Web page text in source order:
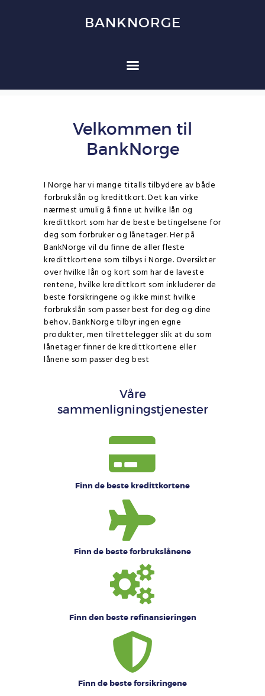
BANKNORGE
FORBRUKSLÅN
REFINANSIERING
FORSIKRING
KONTAKT OSS
Velkommen til
BankNorge
I Norge har vi mange titalls tilbydere av både
forbrukslån og kredittkort. Det kan virke
nærmest umulig å finne ut hvilke lån og
kredittkort som har de beste betingelsene for
deg som forbruker og lånetager. Her på
BankNorge vil du finne de aller fleste
kredittkortene som tilbys i Norge. Oversikter
over hvilke lån og kort som har de laveste
rentene, hvilke kredittkort som inkluderer de
beste forsikringene og ikke minst hvilke
forbrukslån som passer best for deg og dine
behov. BankNorge tilbyr ingen egne
produkter, men tilrettelegger slik at du som
lånetager finner de kredittkortene eller
lånene som passer deg best
Våre
sammenligningstjenester
Finn de beste kredittkortene
Finn de beste forbrukslånene
Finn den beste refinansieringen
Finn de beste forsikringene